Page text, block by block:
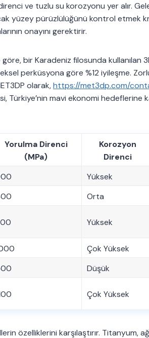
ve tuzlu su korozyonu yer alır.
yüzey pürüzlülüğünü kontrol etmek
onayını gerektirir.
bir Karadeniz filosunda kullanılan
perküsyona göre %12 iyileşme.
olarak,https://met3dp.com/
Türkiye’nin mavi ekonomi hedeflerine
Yorulma Direnci
(MPa)
Korozyon
Direnci
Yüksek
Orta
Yüksek
Çok Yüksek
Düşük
Çok Yüksek
özelliklerini karşılaştırır. Titanyum,